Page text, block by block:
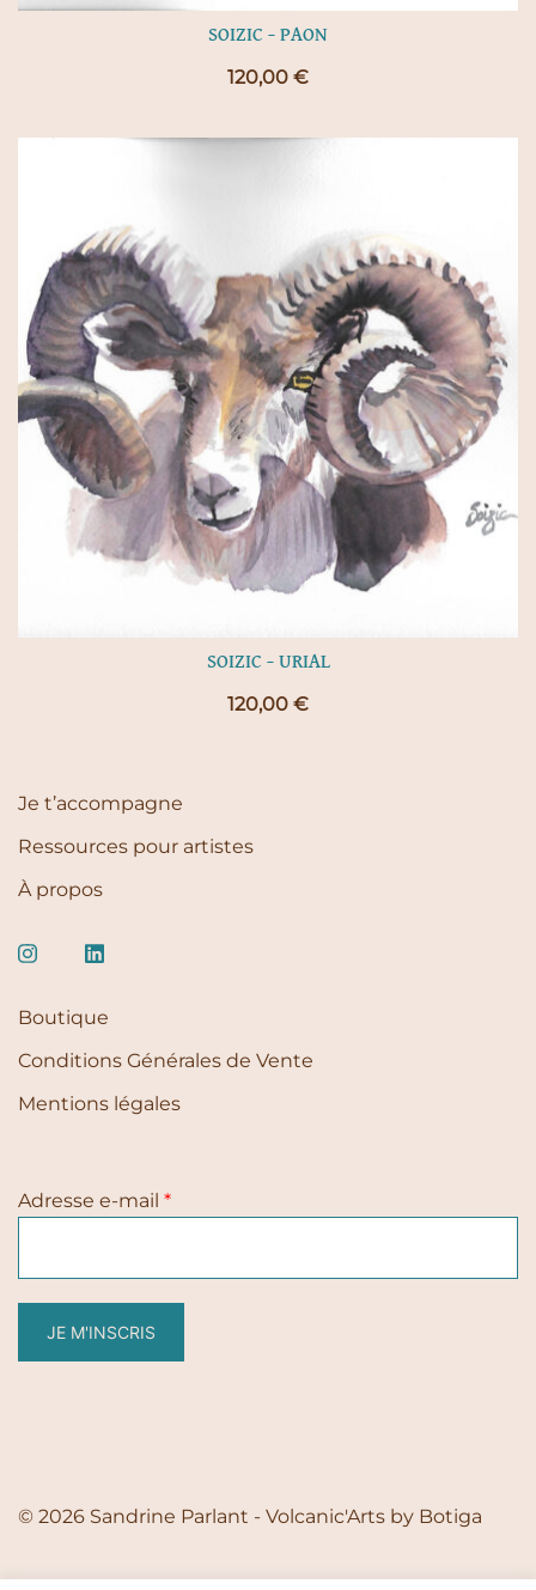
SOIZIC – PAON
120,00 €
SOIZIC – URIAL
120,00 €
Je t’accompagne
Ressources pour artistes
À propos
Boutique
Conditions Générales de Vente
Mentions légales
Adresse e-mail *
JE M'INSCRIS
© 2026 Sandrine Parlant - Volcanic'Arts by Botiga